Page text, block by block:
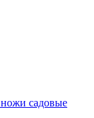
садовые